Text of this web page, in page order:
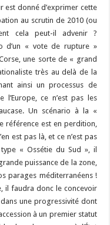
est donné d’exprimer cette
au scrutin de 2010 (ou
cela peut-il advenir ?
d’un « vote de rupture »
une sorte de « grand
très au delà de la
ainsi un processus de
l’Europe, ce n’est pas les
Un scénario à la «
référence est en perdition,
est pas là, et ce n’est pas
« Ossétie du Sud », il
puissance de la zone,
parages méditerranéens !
il faudra donc le concevoir
une progressivité dont
à un premier statut